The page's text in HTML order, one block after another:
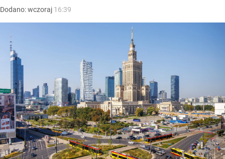
Dodano:wczoraj 16:39